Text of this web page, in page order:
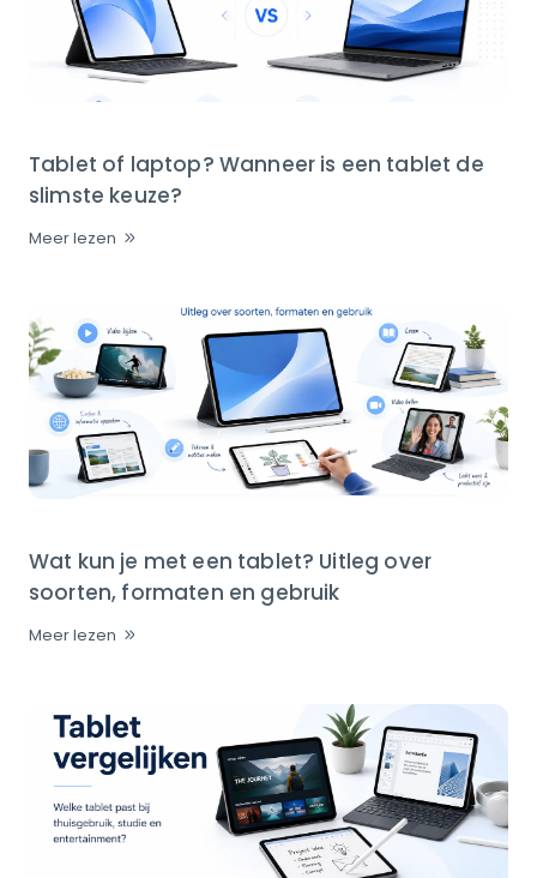
Tablet of laptop? Wanneer is een tablet de
slimste keuze?
Meer lezen
Wat kun je met een tablet? Uitleg over
soorten, formaten en gebruik
Meer lezen